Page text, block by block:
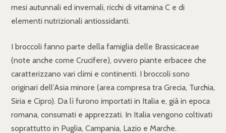
mesi autunnali ed invernali, ricchi di vitamina C e di
elementi nutrizionali antiossidanti.
I broccoli fanno parte della famiglia delle Brassicaceae
(note anche come Crucifere), ovvero piante erbacee che
caratterizzano vari climi e continenti. I broccoli sono
originari dell’Asia minore (area compresa tra Grecia, Turchia,
Siria e Cipro). Da lì furono importati in Italia e, già in epoca
romana, consumati e apprezzati. In Italia vengono coltivati
soprattutto in Puglia, Campania, Lazio e Marche.